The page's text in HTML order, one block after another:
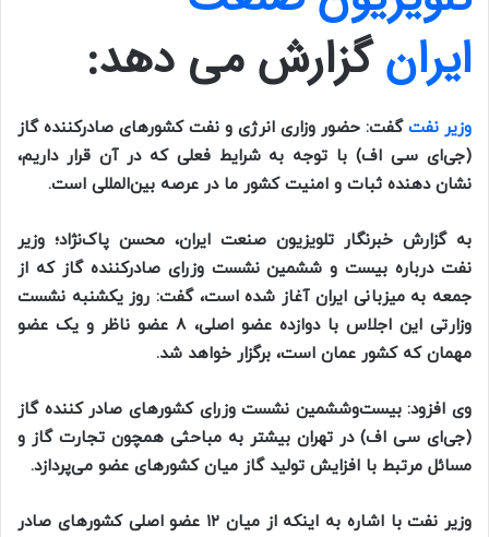
ایرانگزارش می دهد:
وزیر نفتگفت: حضور وزاری انرژی و نفت کشور‌های صادرکننده گاز
(جی‌ای سی اف) با توجه به شرایط فعلی که در آن قرار داریم،
نشان دهنده ثبات و امنیت کشور ما در عرصه بین‌المللی است.
به گزارش خبرنگار تلویزیون صنعت ایران، محسن پاک‌نژاد؛ وزیر
نفت درباره بیست و ششمین نشست وزرای صادرکننده گاز که از
جمعه به میزبانی ایران آغاز شده است، گفت: روز یکشنبه نشست
وزارتی این اجلاس با دوازده عضو اصلی، ۸ عضو ناظر و یک عضو
مهمان که کشور عمان است، برگزار خواهد شد.
وی افزود: بیست‌وششمین نشست وزرای کشور‌های صادر کننده گاز
(جی‌ای سی اف) در تهران بیشتر به مباحثی همچون تجارت گاز و
مسائل مرتبط با افزایش تولید گاز میان کشور‌های عضو می‌پردازد.
وزیر نفت با اشاره به اینکه از میان ۱۲ عضو اصلی کشور‌های صادر